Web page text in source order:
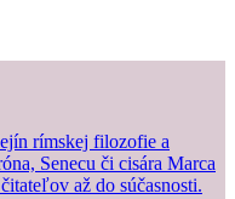
rímskej filozofie a
Senecu či cisára Marca
až do súčasnosti.